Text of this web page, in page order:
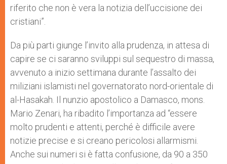
riferito che non è vera la notizia dell’uccisione dei
cristiani”.
Da più parti giunge l’invito alla prudenza, in attesa di
capire se ci saranno sviluppi sul sequestro di massa,
avvenuto a inizio settimana durante l’assalto dei
miliziani islamisti nel governatorato nord-orientale di
al-Hasakah. Il nunzio apostolico a Damasco, mons.
Mario Zenari, ha ribadito l’importanza ad “essere
molto prudenti e attenti, perché è difficile avere
notizie precise e si creano pericolosi allarmismi.
Anche sui numeri si è fatta confusione, da 90 a 350